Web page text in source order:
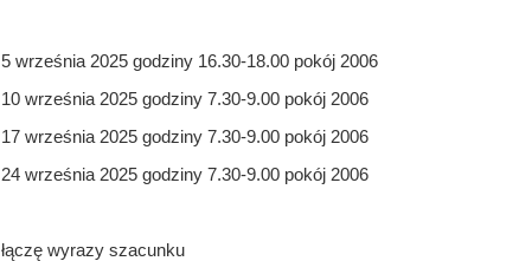
5 września 2025 godziny 16.30-18.00 pokój 2006
10 września 2025 godziny 7.30-9.00 pokój 2006
17 września 2025 godziny 7.30-9.00 pokój 2006
24 września 2025 godziny 7.30-9.00 pokój 2006
łączę wyrazy szacunku